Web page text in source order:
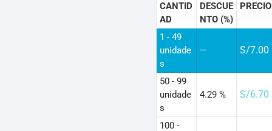
CANTID
AD
DESCUE
NTO (%)
PRECIO
1 - 49
unidade
s
— S/7.00
50 - 99
unidade
s
4.29 % S/6.70
100 -